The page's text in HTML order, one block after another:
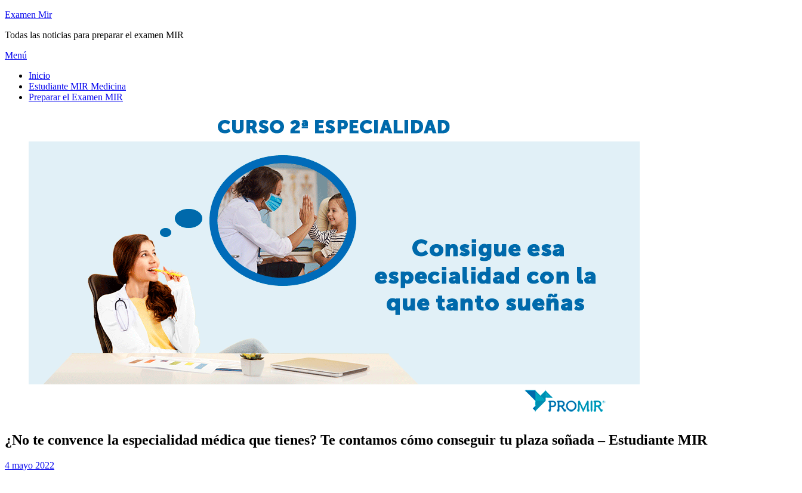
Saltar
contenido
Examen Mir
Todas las noticias para preparar el examen MIR
Menú
Inicio
Estudiante MIR Medicina
Preparar el Examen MIR
¿No te convence la especialidad médica que tienes? Te contamos cómo conseguir tu plaza soñada – Estudiante MIR
porExamen MIR
Publicada
4 mayo 2022